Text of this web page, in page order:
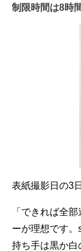
制限時間は8時
表紙撮影日の3
「できれば全
ーが理想です。
持ち手は黒か白